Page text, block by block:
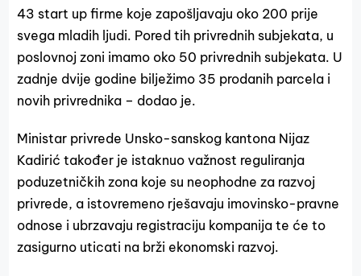
43 start up firme koje zapošljavaju oko 200 prije
svega mladih ljudi. Pored tih privrednih subjekata, u
poslovnoj zoni imamo oko 50 privrednih subjekata. U
zadnje dvije godine bilježimo 35 prodanih parcela i
novih privrednika – dodao je.
Ministar privrede Unsko-sanskog kantona Nijaz
Kadirić također je istaknuo važnost reguliranja
poduzetničkih zona koje su neophodne za razvoj
privrede, a istovremeno rješavaju imovinsko-pravne
odnose i ubrzavaju registraciju kompanija te će to
zasigurno uticati na brži ekonomski razvoj.